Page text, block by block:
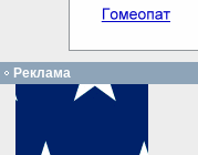
Реклама